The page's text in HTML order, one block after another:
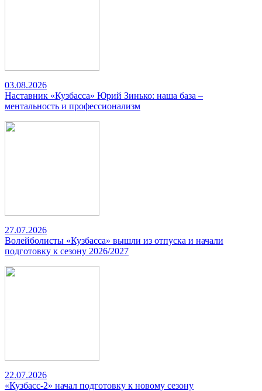
03.08.2026
Наставник «Кузбасса» Юрий Зинько: наша база –
ментальность и профессионализм
27.07.2026
Волейболисты «Кузбасса» вышли из отпуска и начали
подготовку к сезону 2026/2027
22.07.2026
«Кузбасс-2» начал подготовку к новому сезону